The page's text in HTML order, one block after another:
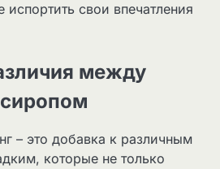
испортить свои впечатления
между
– это добавка к различным
которые не только